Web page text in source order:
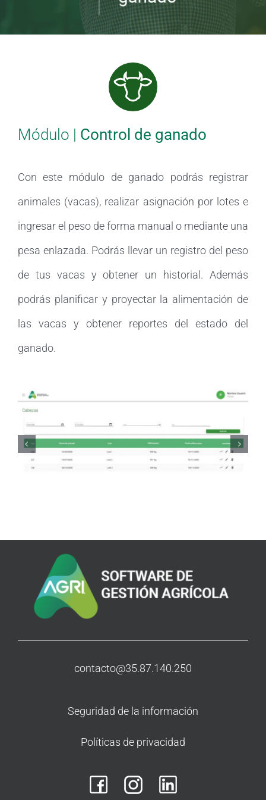
Módulo | Control de ganado
Con este módulo de ganado podrás registrar
animales (vacas), realizar asignación por lotes e
ingresar el peso de forma manual o mediante una
pesa enlazada. Podrás llevar un registro del peso
de tus vacas y obtener un historial. Además
podrás planificar y proyectar la alimentación de
las vacas y obtener reportes del estado del
ganado.
contacto@35.87.140.250
Seguridad de la información
Políticas de privacidad